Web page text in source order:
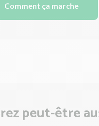
Comment ça marche
peut-être